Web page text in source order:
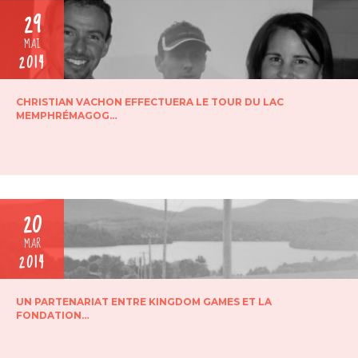
29
MAI
2014
CHRISTIAN VACHON EFFECTUERA LE TOUR DU LAC
MEMPHRÉMAGOG…
20
MAR
2014
UN PARTENARIAT ENTRE KINGDOM GAMES ET LA
FONDATION…